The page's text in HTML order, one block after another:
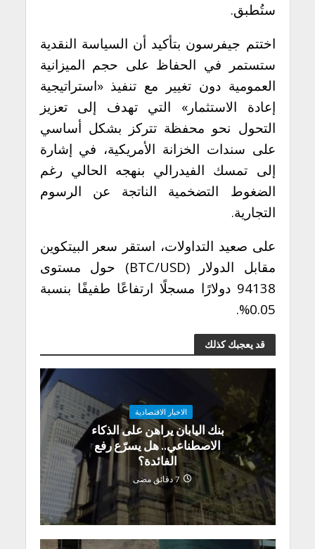
ستُطبق.
اختتم جيفرسون بتأكيد أن السياسة النقدية
ستستمر في الحفاظ على حجم الميزانية
العمومية دون تغيير مع تنفيذ «استراتيجية
إعادة الاستثمار» التي تهدف إلى تعزيز
التحول نحو محفظة تتركز بشكل أساسي
على سندات الخزانة الأمريكية، في إشارة
إلى تمسك الفيدرالي بنهجه الحالي رغم
الضغوط التضخمية الناتجة عن الرسوم
التجارية.
على صعيد التداولات، استقر سعر البيتكوين
مقابل الدولار (BTC/USD) حول مستوى
94138 دولارًا مسجلًا ارتفاعًا طفيفًا بنسبة
0.05%.
قد يعجبك كذلك
الاخبار الاقتصادية
بنك اليابان يراهن على الذكاء
الاصطناعي.. هل يسرّع رفع
الفائدة؟
7 دقائق مضى